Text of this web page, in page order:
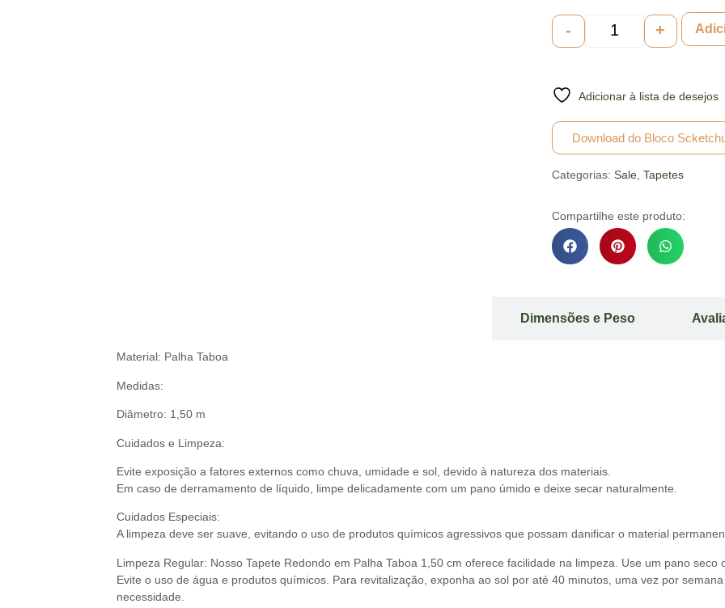
- +
Adicionar à lista de desejos
Download do Bloco
Categorias: Sale Tapetes
Compartilhe este produto:
Dimensões e Peso
Material: Palha Taboa
Medidas:
Diâmetro: 1,50 m
Cuidados e Limpeza:
Evite exposição a fatores externos como chuva, umidade e sol, devido à natureza dos materiais.
Em caso de derramamento de líquido, limpe delicadamente com um pano úmido e deixe secar naturalmente.
Cuidados Especiais:
A limpeza deve ser suave, evitando o uso de produtos químicos agressivos que possam danificar o material
Limpeza Regular: Nosso Tapete Redondo em Palha Taboa 1,50 cm oferece facilidade na limpeza. Use um pano
Evite o uso de água e produtos químicos. Para revitalização, exponha ao sol por até 40 minutos, uma vez por
necessidade.